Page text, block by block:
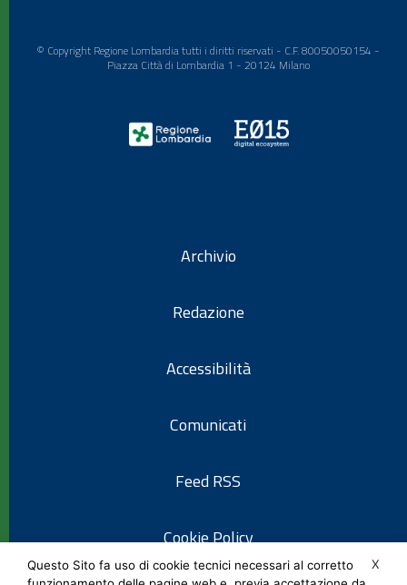
© Copyright Regione Lombardia tutti i diritti riservati - C.F. 80050050154 -
Piazza Città di Lombardia 1 - 20124 Milano
Archivio
Redazione
Accessibilità
Comunicati
Feed RSS
Cookie Policy
X
Questo Sito fa uso di cookie tecnici necessari al corretto